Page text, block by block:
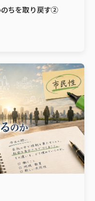
ちを取り戻す②